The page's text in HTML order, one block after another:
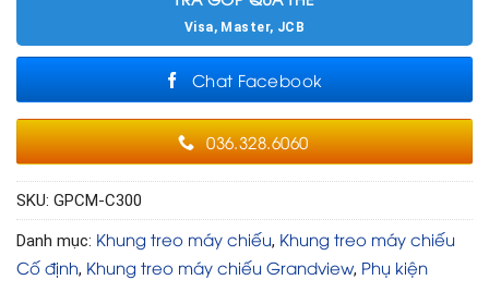
Visa, Master, JCB
Chat Facebook
036.328.6060
SKU: GPCM-C300
Danh mục: Khung treo máy chiếu, Khung treo máy chiếu
Cố định, Khung treo máy chiếu Grandview, Phụ kiện